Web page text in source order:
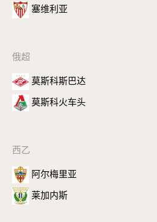
塞维利亚
俄超
莫斯科斯巴达
莫斯科火车头
西乙
阿尔梅里亚
莱加内斯